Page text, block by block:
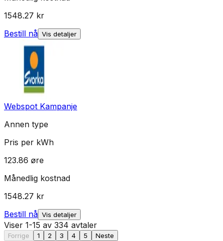
1548.27 kr
Bestill nå Vis detaljer
Webspot Kampanje
Annen type
Pris per kWh
123.86 øre
Månedlig kostnad
1548.27 kr
Bestill nå Vis detaljer
Viser 1-15 av 334 avtaler
Forrige 1 2 3 4 5 Neste